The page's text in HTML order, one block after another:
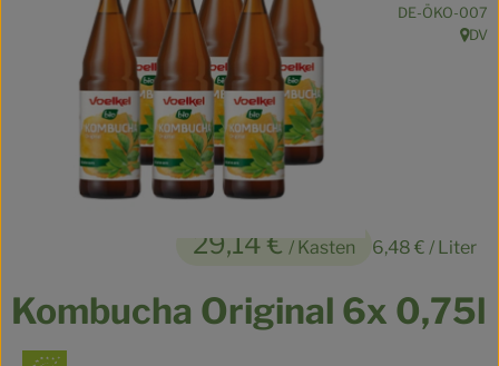
Kühltheke
Veganes
Speisekammer
So geht’s
Kombucha Original 6x 0,75l
29,14 € / Kasten 6,48 € / Liter
, Kontrollstelle:
DE-ÖKO-007
,
DV